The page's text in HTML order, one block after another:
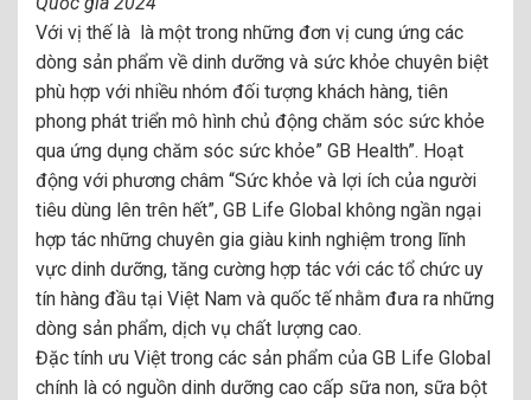
Với vị thế là là một trong những đơn vị cung ứng các
dòng sản phẩm về dinh dưỡng và sức khỏe chuyên biệt
phù hợp với nhiều nhóm đối tượng khách hàng, tiên
phong phát triển mô hình chủ động chăm sóc sức khỏe
qua ứng dụng chăm sóc sức khỏe” GB Health”. Hoạt
động với phương châm “Sức khỏe và lợi ích của người
tiêu dùng lên trên hết”, GB Life Global không ngần ngại
hợp tác những chuyên gia giàu kinh nghiệm trong lĩnh
vực dinh dưỡng, tăng cường hợp tác với các tổ chức uy
tín hàng đầu tại Việt Nam và quốc tế nhằm đưa ra những
dòng sản phẩm, dịch vụ chất lượng cao.
Đặc tính ưu Việt trong các sản phẩm của GB Life Global
chính là có nguồn dinh dưỡng cao cấp sữa non, sữa bột